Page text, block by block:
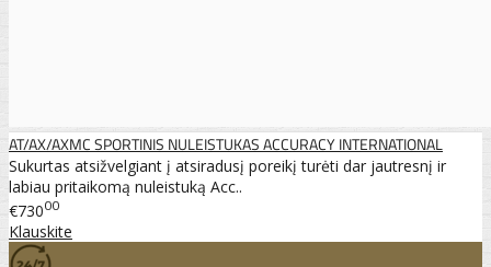
AT/AX/AXMC SPORTINIS NULEISTUKAS ACCURACY INTERNATIONAL
Sukurtas atsižvelgiant į atsiradusį poreikį turėti dar jautresnį ir
labiau pritaikomą nuleistuką Acc..
€73000
Klauskite